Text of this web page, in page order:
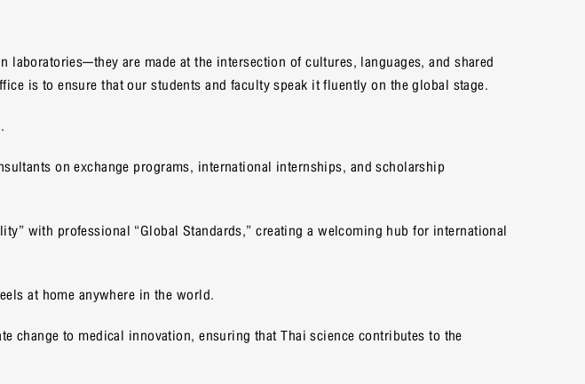
are made at the intersection of cultures, languages, and shared
is to ensure that our students and faculty speak it fluently on the global stage.
on exchange programs, international internships, and scholarship
with professional “Global Standards,” creating a welcoming hub for international
at home anywhere in the world.
change to medical innovation, ensuring that Thai science contributes to the